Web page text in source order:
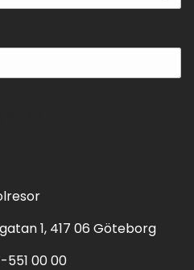
1, 417 06 Göteborg
551 00 00